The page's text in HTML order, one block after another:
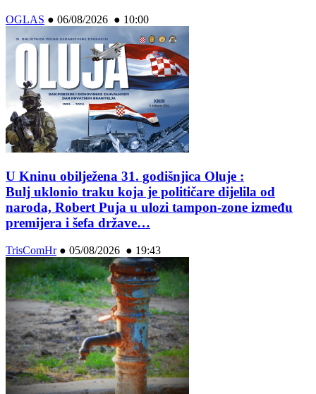
OGLAS ● 06/08/2026 ● 10:00
U Kninu obilježena 31. godišnjica Oluje :
Bulj uklonio traku koja je političare dijelila od
naroda, Robert Puja u ulozi tampon-zone između
premijera i šefa države…
TrisComHr● 05/08/2026 ● 19:43